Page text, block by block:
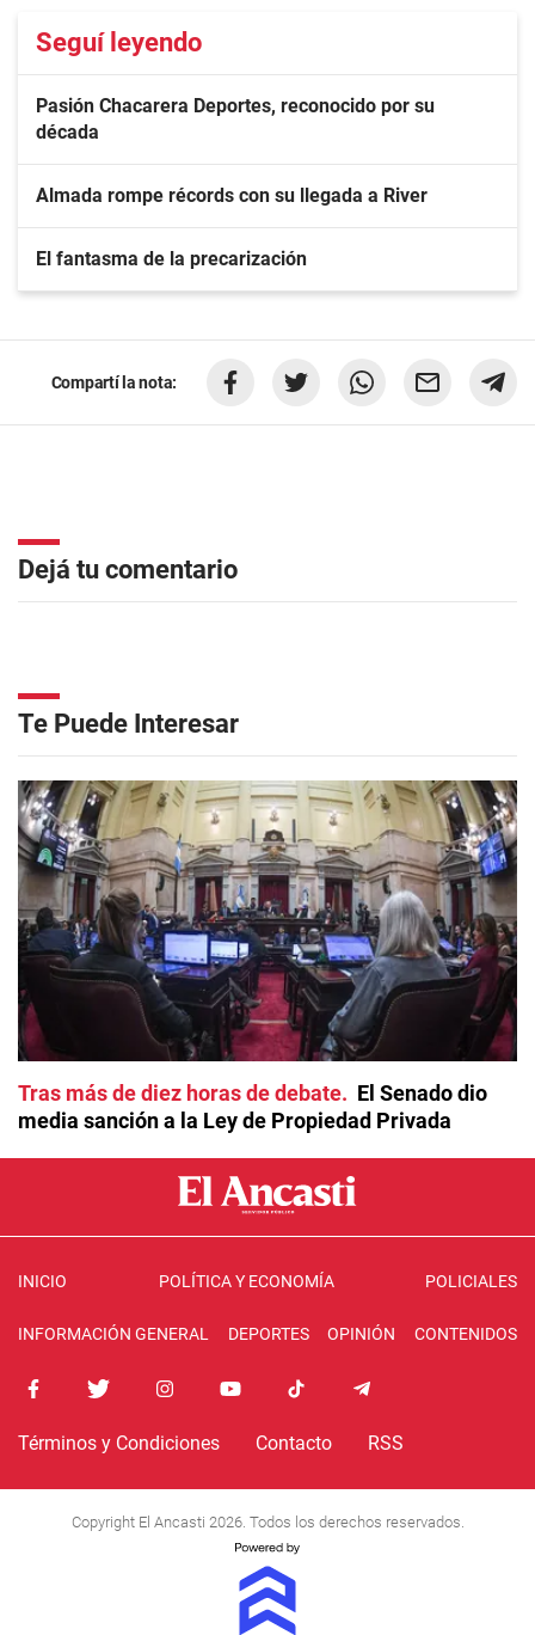
Seguí leyendo
Pasión Chacarera Deportes, reconocido por su
década
Almada rompe récords con su llegada a River
El fantasma de la precarización
Compartí la nota:
Dejá tu comentario
Te Puede Interesar
Tras más de diez horas de debate
El Senado dio
media sanción a la Ley de Propiedad Privada
INICIO POLÍTICA Y ECONOMÍA POLICIALES
INFORMACIÓN GENERAL DEPORTES OPINIÓN CONTENIDOS
Términos y Condiciones Contacto RSS
Copyright El Ancasti 2026. Todos los derechos reservados.